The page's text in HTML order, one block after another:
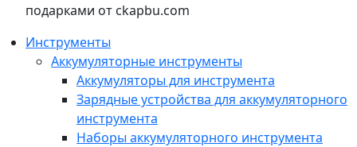
подарками от ckapbu.com
Инструменты
Аккумуляторные инструменты
Аккумуляторы для инструмента
Зарядные устройства для аккумуляторного
инструмента
Наборы аккумуляторного инструмента